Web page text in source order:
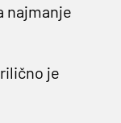
najmanje
je